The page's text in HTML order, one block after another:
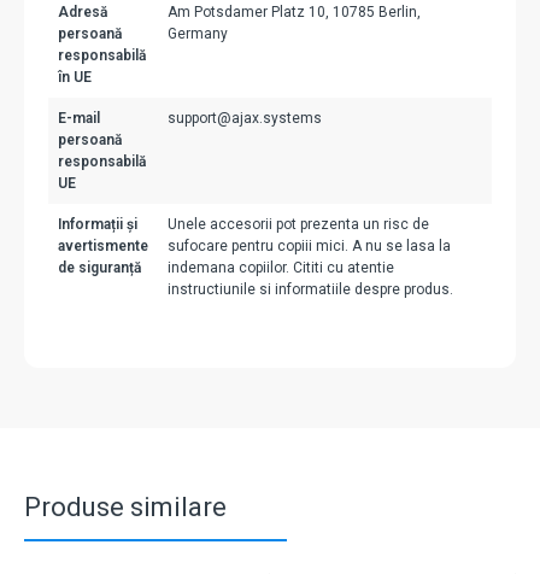
Adresă
persoană
responsabilă
în UE
Am Potsdamer Platz 10, 10785 Berlin,
Germany
E-mail
persoană
responsabilă
UE
support@ajax.systems
Informații și
avertismente
de siguranță
Unele accesorii pot prezenta un risc de
sufocare pentru copiii mici. A nu se lasa la
indemana copiilor. Cititi cu atentie
instructiunile si informatiile despre produs.
Produse similare